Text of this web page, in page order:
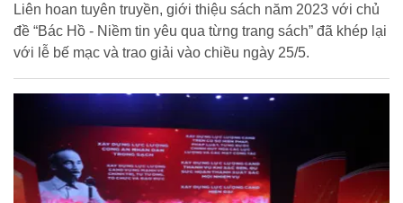
Liên hoan tuyên truyền, giới thiệu sách năm 2023 với chủ
đề “Bác Hồ - Niềm tin yêu qua từng trang sách” đã khép lại
với lễ bế mạc và trao giải vào chiều ngày 25/5.